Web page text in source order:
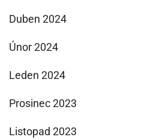
Duben 2024
Únor 2024
Leden 2024
Prosinec 2023
Listopad 2023